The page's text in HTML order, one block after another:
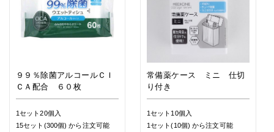
９９％除菌アルコールＣＩ
ＣＡ配合 ６０枚
1セット20個入
15セット(300個)から注文可能
常備薬ケース ミニ 仕切
り付き
1セット10個入
1セット(10個)から注文可能